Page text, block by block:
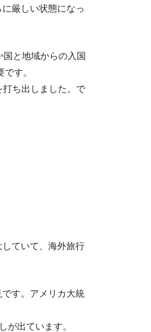
厳しい状態になっ
と地域からの入国
す。
ち出しました。で
ていて、海外旅行
す。アメリカ大統
が出ています。